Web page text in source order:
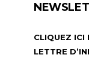
CLIQUEZ ICI
LETTRE